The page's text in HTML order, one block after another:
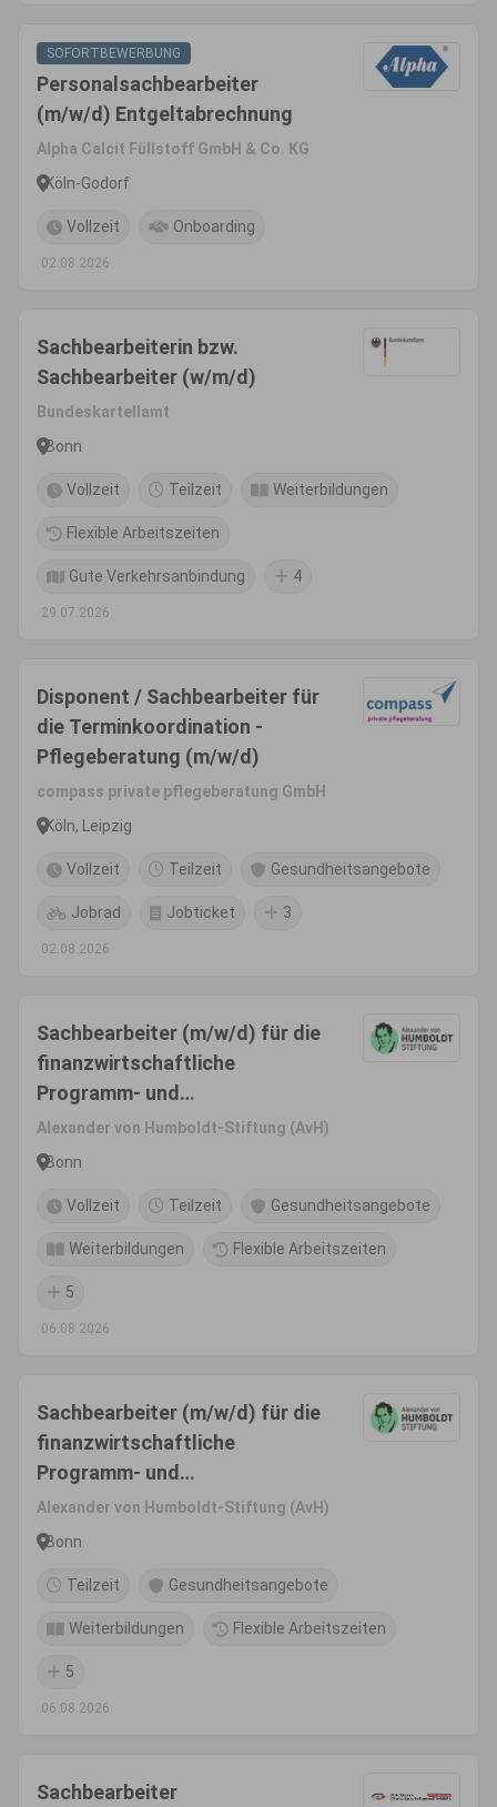
SOFORTBEWERBUNG
Personalsachbearbeiter
(m/w/d) Entgeltabrechnung
Alpha Calcit Füllstoff GmbH & Co. KG
Köln-Godorf
Vollzeit Onboarding
02.08.2026
Sachbearbeiterin bzw.
Sachbearbeiter (w/m/d)
Bundeskartellamt
Bonn
Vollzeit Teilzeit Weiterbildungen
Flexible Arbeitszeiten
Gute Verkehrsanbindung 4
29.07.2026
Disponent / Sachbearbeiter für
die Terminkoordination -
Pflegeberatung (m/w/d)
compass private pflegeberatung GmbH
Köln, Leipzig
Vollzeit Teilzeit Gesundheitsangebote
Jobrad Jobticket 3
02.08.2026
Sachbearbeiter (m/w/d) für die
finanzwirtschaftliche
Programm- und
Zuwendungsbetreuung im
Referat Finanzen, Reisestelle
Alexander von Humboldt-Stiftung (AvH)
Bonn
Vollzeit Teilzeit Gesundheitsangebote
Weiterbildungen Flexible Arbeitszeiten
5
06.08.2026
Sachbearbeiter (m/w/d) für die
finanzwirtschaftliche
Programm- und
Zuwendungsbetreuung im
Referat Finanzen, Reisestelle
Alexander von Humboldt-Stiftung (AvH)
Bonn
Teilzeit Gesundheitsangebote
Weiterbildungen Flexible Arbeitszeiten
5
06.08.2026
Sachbearbeiter